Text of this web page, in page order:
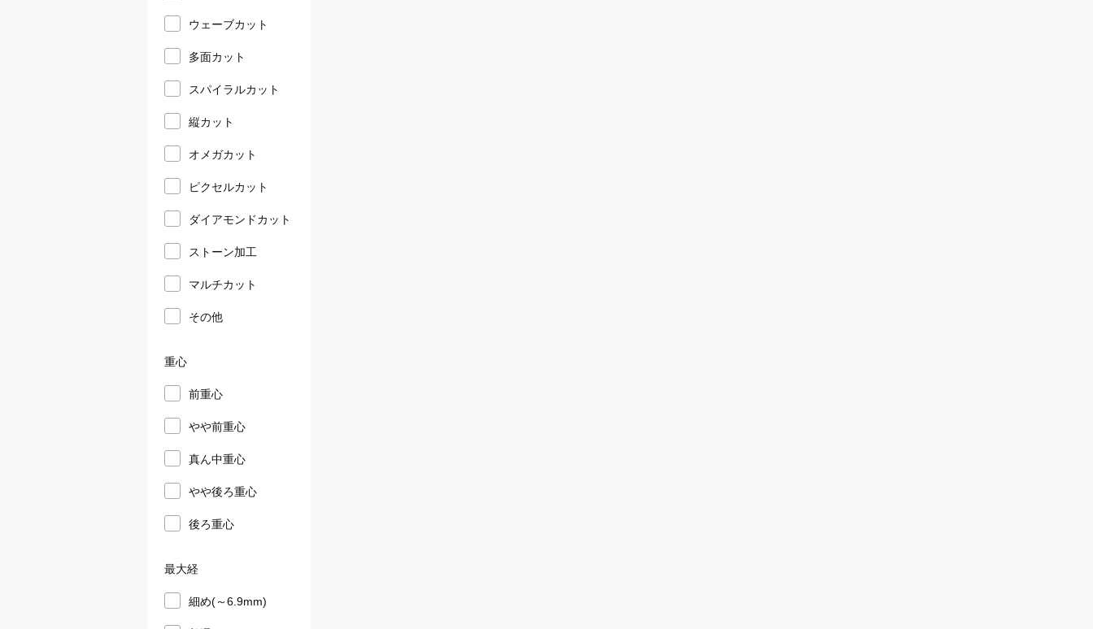
ウェーブカット
多面カット
スパイラルカット
縦カット
オメガカット
ピクセルカット
ダイアモンドカット
ストーン加工
マルチカット
その他
重心
前重心
やや前重心
真ん中重心
やや後ろ重心
後ろ重心
最大経
細め(～6.9mm)